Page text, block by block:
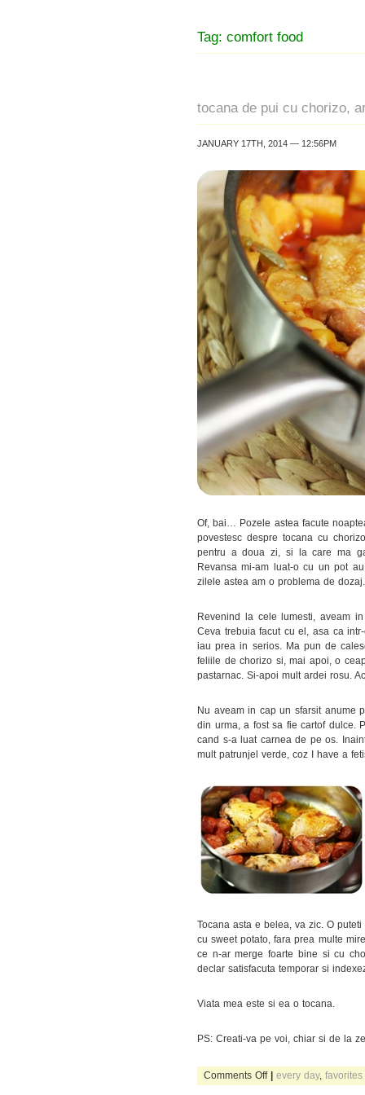
Tag: comfort food
tocana de pui cu chorizo,
JANUARY 17TH, 2014 — 12:56PM
Of, bai… Pozele astea facute
povestesc despre tocana cu
pentru a doua zi, si la care ma
Revansa mi-am luat-o cu un pot
zilele astea am o problema de
Revenind la cele lumesti, aveam
Ceva trebuia facut cu el, asa ca
iau prea in serios. Ma pun de
feliile de chorizo si, mai apoi, o
pastarnac. Si-apoi mult ardei rosu.
Nu aveam in cap un sfarsit anume
din urma, a fost sa fie cartof dulce.
cand s-a luat carnea de pe os.
mult patrunjel verde, coz I have a
Tocana asta e belea, va zic. O
cu sweet potato, fara prea multe
ce n-ar merge foarte bine si cu
declar satisfacuta temporar si
Viata mea este si ea o tocana.
PS: Creati-va pe voi, chiar si de la
Comments Offon
tocana
| every day, favorites